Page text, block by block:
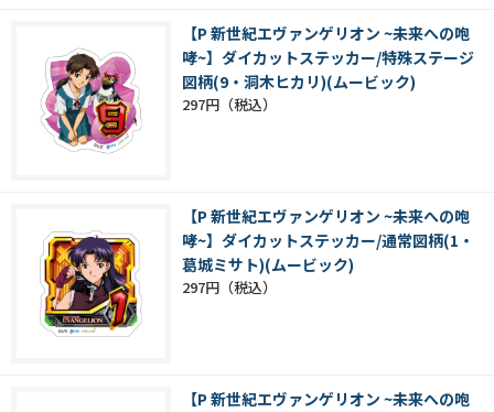
【P 新世紀エヴァンゲリオン ~未来への咆
哮~】ダイカットステッカー/特殊ステージ
図柄(9・洞木ヒカリ)(ムービック)
297円
【P 新世紀エヴァンゲリオン ~未来への咆
哮~】ダイカットステッカー/通常図柄(1・
葛城ミサト)(ムービック)
297円
【P 新世紀エヴァンゲリオン ~未来への咆